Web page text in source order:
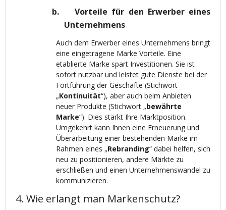
b.
Vorteile für den Erwerber eines
Unternehmens
Auch dem Erwerber eines Unternehmens bringt
eine eingetragene Marke Vorteile. Eine
etablierte Marke spart Investitionen. Sie ist
sofort nutzbar und leistet gute Dienste bei der
Fortführung der Geschäfte (Stichwort
„Kontinuität“), aber auch beim Anbieten
neuer Produkte (Stichwort „bewährte
Marke“). Dies stärkt Ihre Marktposition.
Umgekehrt kann Ihnen eine Erneuerung und
Überarbeitung einer bestehenden Marke im
Rahmen eines „Rebranding“ dabei helfen, sich
neu zu positionieren, andere Märkte zu
erschließen und einen Unternehmenswandel zu
kommunizieren.
4. Wie erlangt man Markenschutz?